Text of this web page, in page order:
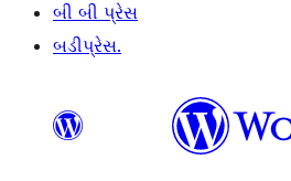
બી બી પ્રેસ
બડીપ્રેસ.